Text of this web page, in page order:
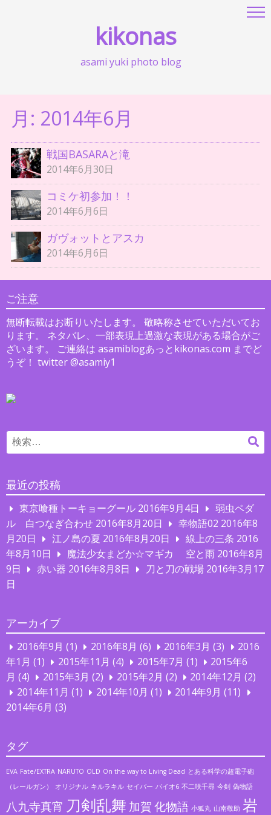
kikonas
asami yuki photo blog
月: 2014年6月
戦国BASARAと滝
2014年6月30日
コミケ初参加！！
2014年6月6日
ガヴォットとアスカ
2014年6月6日
ご注意
無断転載はお断りいたします。 敬略称させていただいてお
ります。 ネタバレ、一部表現上過激な表現がある場合がご
ざいます。 ご連絡は asamiblogあっとkikonas.com までど
うぞ！ twitter @asamiy1
Search
for:
検
最近の投稿
東京喰種トーキョーグール 2016年9月4日
弱虫ペダ
ル 白つなぎ合わせ 2016年8月20日 幸物語02 2016年8
月20日
江ノ島の夏 2016年8月20日 線上の三条 2016
年8月10日
魔法少女まどか☆マギカ 空と雨 2016年8月
9日
赤い器 2016年8月8日 刀と刀の戦場 2016年3月17
日
アーカイブ
2016年9月 (1) 2016年8月 (6) 2016年3月 (3)
2016
年1月 (1) 2015年11月 (4) 2015年7月 (1)
2015年6
月 (4) 2015年3月 (2) 2015年2月 (2) 2014年12月 (2)
2014年11月 (1) 2014年10月 (1) 2014年9月 (11)
2014年6月 (3)
タグ
EVA Fate/EXTRA NARUTO OLD On the way to Living Dead とある科学の超電子砲
（レールガン）
オリジナル キルラキル セイバー バイオ6 不二咲千尋 今剣 偽物語
八九寺真宵 刀剣乱舞 加賀化物語 小狐丸 山南敬助 岩